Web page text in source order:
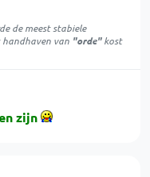
de meest stabiele
van "orde"kost
zijn